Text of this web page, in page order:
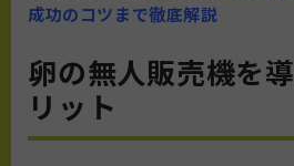
成功のコツまで徹底解説
卵の無人販売機を
リット